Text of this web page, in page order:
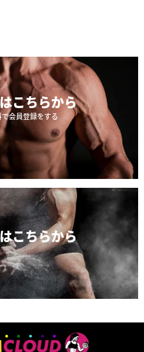
こちらから
会員登録をする
こちらから